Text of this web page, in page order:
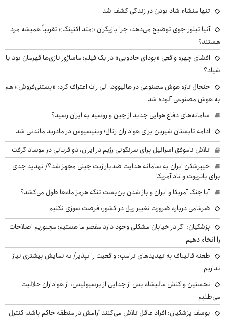
تنها منشاء شاد بودن در زندگی کشف شد
آنیا تیلور-جوی توضیح می‌دهد: چرا بازیگران «متد اکتینگ» تقریباً همیشه مرد
هستند؟
افشای چهره واقعی «بودای جادویی» در یک فیلم؛ ماساژور نازی‌ها قهرمان بود یا
شیاد؟
جنجال تازه هوش مصنوعی در هالیوود؛ الی راث اعتراف کرد: «بستنی‌فروش» هم
به هوش مصنوعی آلوده شد
سامانه‌های دفاع هوایی جدید از چین و روسیه به ایران رسید؟
ادامه تابستان شیرین برای هواداران رئال؛ وینیسیوس در مادرید ماندنی شد
تلاش ناموفق اسرائیل برای سرنگونی رژیم در ایران، دو قربانی در موساد گرفت
خیبرشکن ایران به سامانه هدایت ضدپارازیت چینی مجهز شد؟/ تهدید جدی
برای پاتریوت و تاد آمریکا
آیا جنگ آمریکا و ایران و باز شدن بن‌بست تنگه هرمز ماه‌ها طول می‌کشد؟
ضرغامی درباره ضرورت تغییر ریل در کشور: فرصت سوزی نکنیم
پزشکیان: اگر در خیابان مشکلی وجود دارد مقصر ما هستیم؛ مجبوریم اصلاحات
را انجام دهیم
طعنه قالیباف به تهدیدهای ترامپ: واقعیت را بپذیر/ به نمایش بیشتری نیاز
نداریم
نخستین واکنش عالیشاه پس از جدایی از پرسپولیس: از هواداران حلالیت
می‌طلبم
یوسف پزشکیان: افراد عاقل تلاش می‌کنند آرامش در منطقه حاکم باشد؛ کنترل